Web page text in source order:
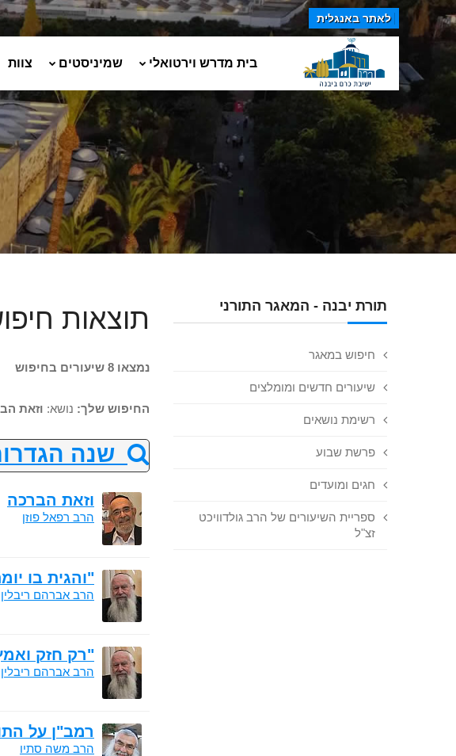
לאתר באנגלית
בית מדרש וירטואלי שמיניסטים צוות
תורת יבנה - המאגר התורני
חיפוש במאגר
שיעורים חדשים ומומלצים
רשימת נושאים
פרשת שבוע
חגים ומועדים
ספריית השיעורים של הרב גולדוויכט
זצ"ל
תוצאות
נמצאו 8 שיעורים בחיפוש
החיפוש שלך: נושא: וזאת
שנה
וזאת הברכה
הרב רפאל פוזן
"והגית בו
הרב אברהם
"רק חזק
הרב אברהם
רמב"ן על
הרב משה סתיו